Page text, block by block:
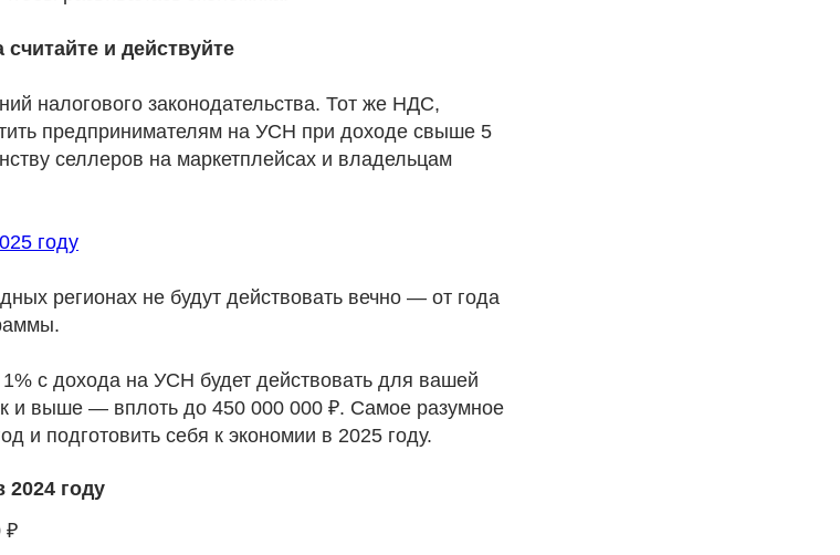
и действуйте
налогового законодательства. Тот же НДС,
предпринимателям на УСН при доходе свыше 5
селлеров на маркетплейсах и владельцам
году
регионах не будут действовать вечно — от года
с дохода на УСН будет действовать для вашей
и выше — вплоть до 450 000 000 ₽. Самое разумное
и подготовить себя к экономии в 2025 году.
2024 году
₽